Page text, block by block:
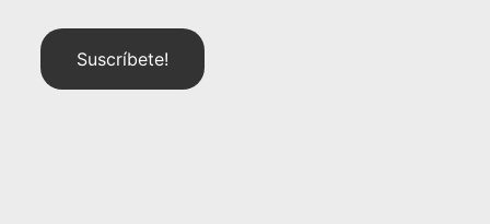
Suscríbete!